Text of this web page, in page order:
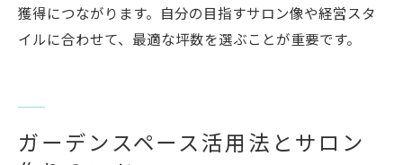
獲得につながります。自分の目指すサロン像や経営スタ
イルに合わせて、最適な坪数を選ぶことが重要です。
ガーデンスペース活用法とサロン